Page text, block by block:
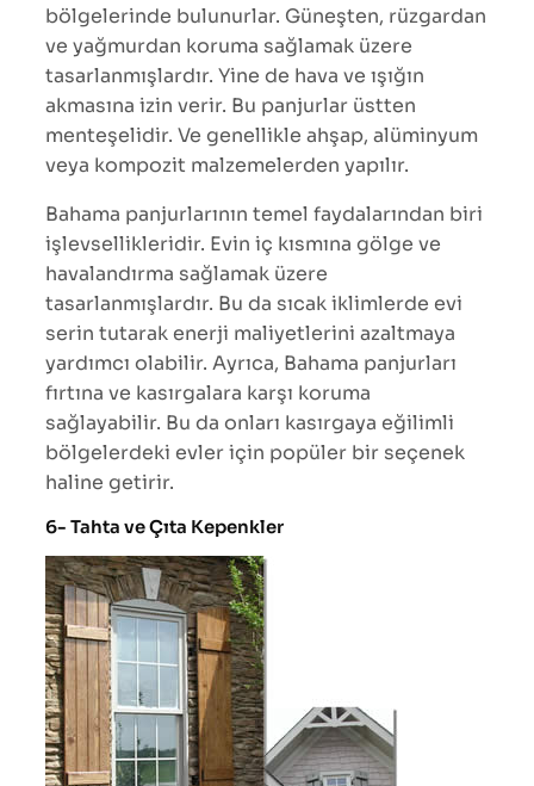
bölgelerinde bulunurlar. Güneşten, rüzgardan
ve yağmurdan koruma sağlamak üzere
tasarlanmışlardır. Yine de hava ve ışığın
akmasına izin verir. Bu panjurlar üstten
menteşelidir. Ve genellikle ahşap, alüminyum
veya kompozit malzemelerden yapılır.
Bahama panjurlarının temel faydalarından biri
işlevsellikleridir. Evin iç kısmına gölge ve
havalandırma sağlamak üzere
tasarlanmışlardır. Bu da sıcak iklimlerde evi
serin tutarak enerji maliyetlerini azaltmaya
yardımcı olabilir. Ayrıca, Bahama panjurları
fırtına ve kasırgalara karşı koruma
sağlayabilir. Bu da onları kasırgaya eğilimli
bölgelerdeki evler için popüler bir seçenek
haline getirir.
6- Tahta ve Çıta Kepenkler